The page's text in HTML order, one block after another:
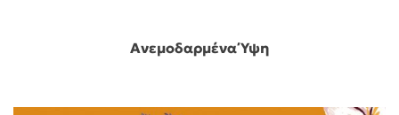
Ανεμοδαρμένα Ύψη